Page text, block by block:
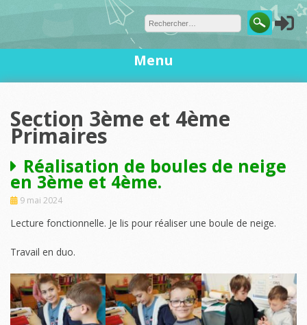
Menu
Section 3ème et 4ème
Primaires
Réalisation de boules de neige
en 3ème et 4ème.
9 mai 2024
Lecture fonctionnelle. Je lis pour réaliser une boule de neige.
Travail en duo.